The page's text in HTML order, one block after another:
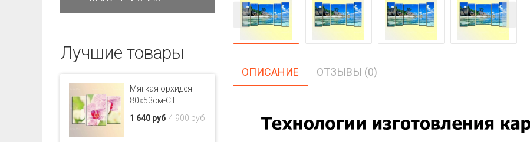
ОПИСАНИЕ ОТЗЫВЫ (0)
Лучшие товары
Мягкая орхидея
80x53см-CT
4 900 руб
1 640 руб